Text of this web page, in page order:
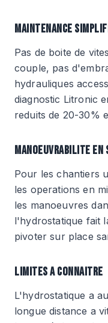
MAINTENANCE
Pas de boite de
couple, pas
hydrauliques
diagnostic Litronic
reduits de 20-30%
MANOEUVRABILITE EN
Pour les chantiers
les operations en
les manoeuvres
l'hydrostatique fait
pivoter sur place
LIMITES A CONNAITRE
L'hydrostatique a
longue distance a